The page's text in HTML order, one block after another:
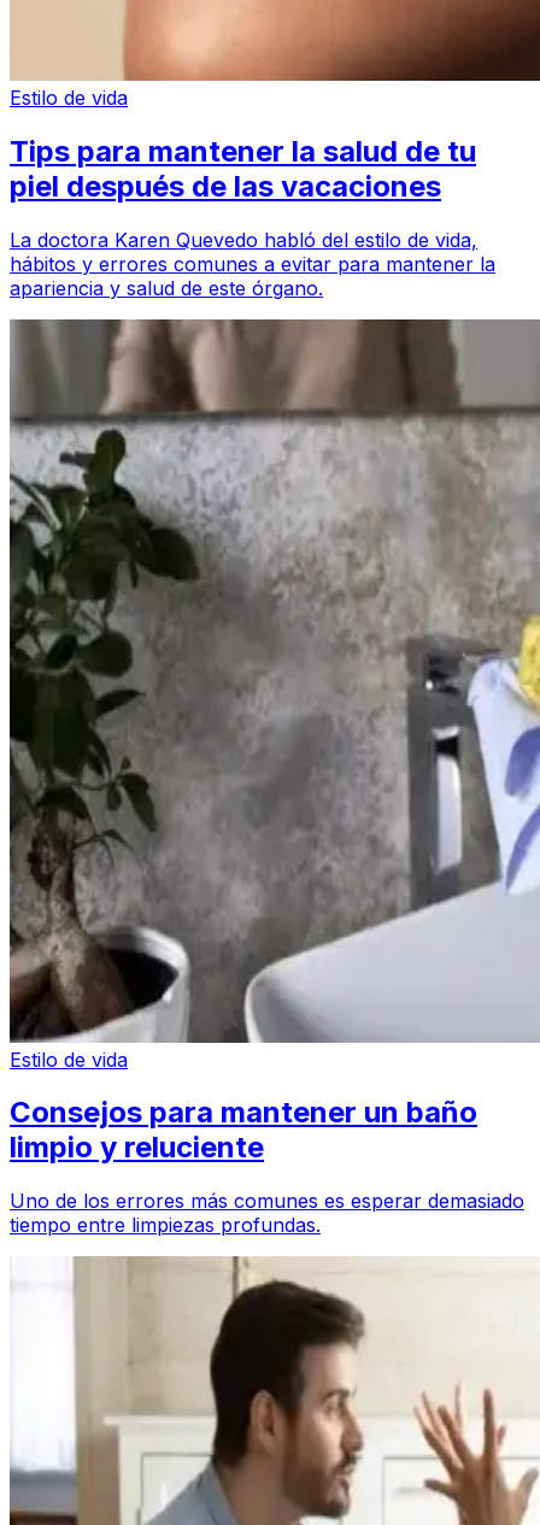
Estilo de vida
Tips para mantener la salud de tu
piel después de las vacaciones
La doctora Karen Quevedo habló del estilo de vida,
hábitos y errores comunes a evitar para mantener la
apariencia y salud de este órgano.
Estilo de vida
Consejos para mantener un baño
limpio y reluciente
Uno de los errores más comunes es esperar demasiado
tiempo entre limpiezas profundas.